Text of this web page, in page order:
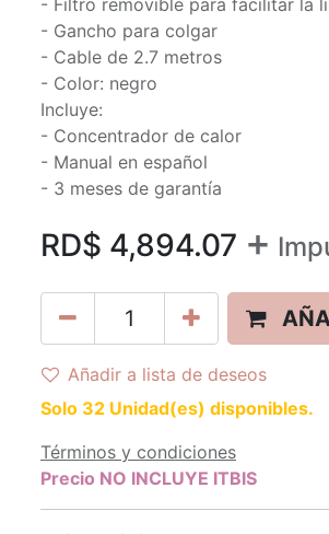
- Filtro removible para facilitar la
- Gancho para colgar
- Cable de 2.7 metros
- Color: negro
Incluye:
- Concentrador de calor
- Manual en español
- 3 meses de garantía
RD$ 4,894.07 +
Añadir a lista de deseos
Solo 32 Unidad(es) disponibles.
Términos y condiciones
Precio NO INCLUYE ITBIS